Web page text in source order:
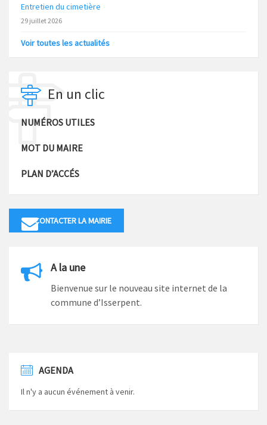
Entretien du cimetière
29 juillet 2026
Voir toutes les actualités
En un clic
NUMÉROS UTILES
MOT DU MAIRE
PLAN D’ACCÉS
CONTACTER LA MAIRIE
A la une
Bienvenue sur le nouveau site internet de la
commune d’Isserpent.
AGENDA
Il n'y a aucun événement à venir.